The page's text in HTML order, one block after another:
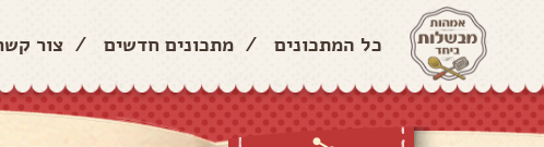
כל המתכונים / מתכונים חדשים / צור